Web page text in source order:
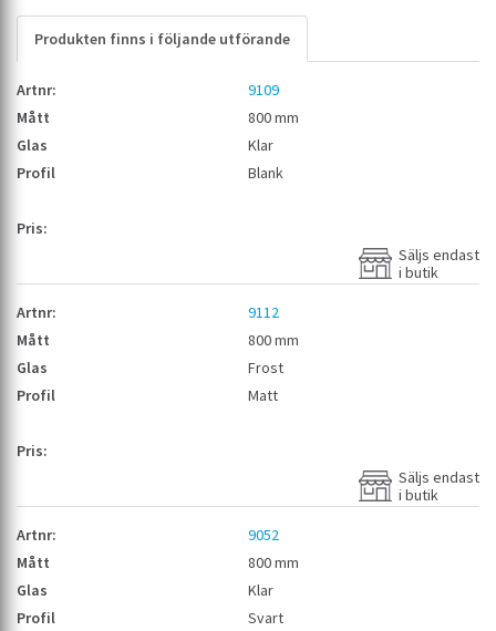
Produkten finns i följande utförande
9109
800 mm
Klar
Blank
Säljs endast
i butik
9112
800 mm
Frost
Matt
Säljs endast
i butik
9052
800 mm
Klar
Svart